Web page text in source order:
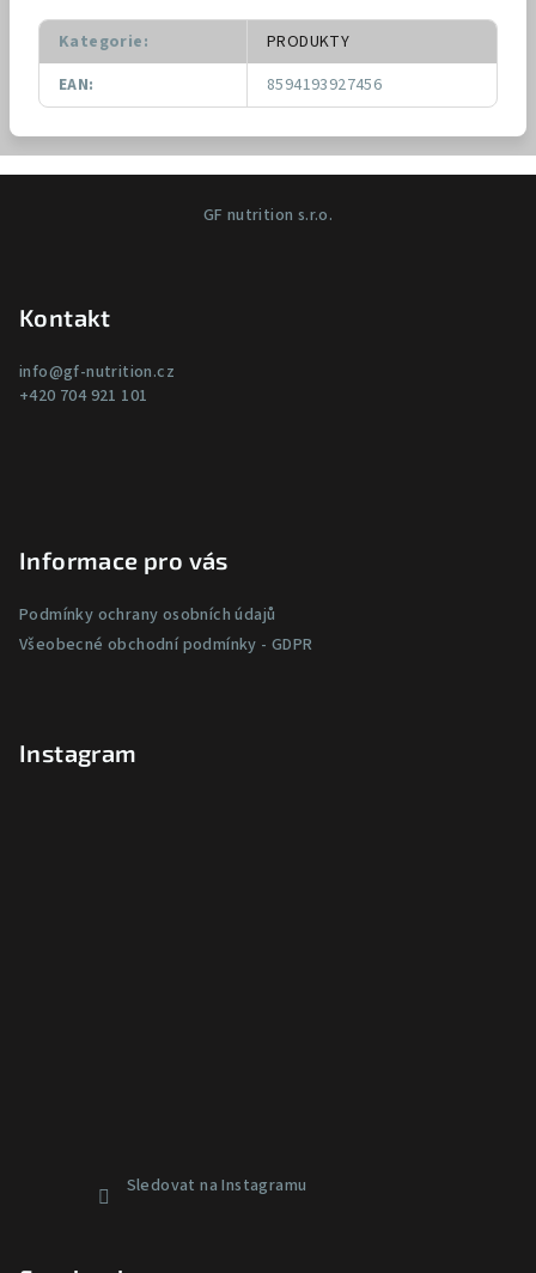
Kategorie:
PRODUKTY
EAN: 8594193927456
GF nutrition s.r.o.
Kontakt
info@gf-nutrition.cz
+420 704 921 101
Informace pro vás
Podmínky ochrany osobních údajů
Všeobecné obchodní podmínky - GDPR
Instagram
Sledovat na Instagramu